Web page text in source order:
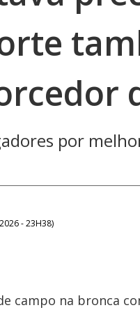
por
- 23H38)
campo na bronca